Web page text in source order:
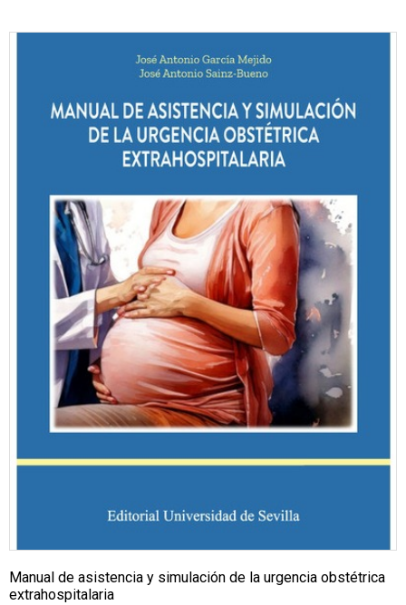
Manual de asistencia y simulación de la urgencia obstétrica
extrahospitalaria